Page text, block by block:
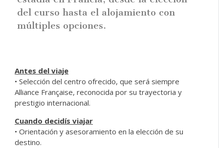
del curso hasta el alojamiento con
múltiples opciones.
Antes del viaje
• Selección del centro ofrecido, que será siempre
Alliance Française, reconocida por su trayectoria y
prestigio internacional.
Cuando decidís viajar
• Orientación y asesoramiento en la elección de su
destino.